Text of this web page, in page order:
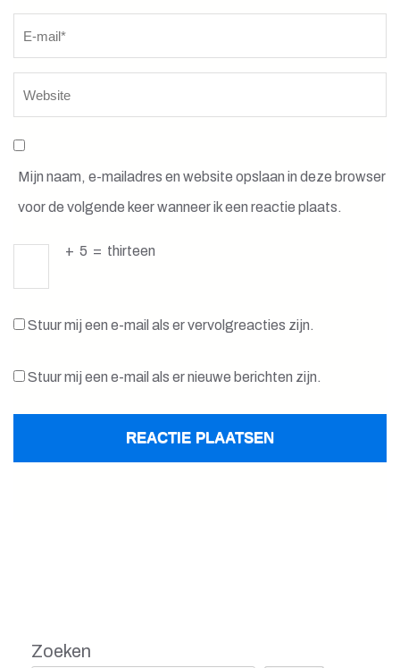
Mijn naam, e-mailadres en website opslaan in deze browser
voor de volgende keer wanneer ik een reactie plaats.
+ 5 = thirteen
Stuur mij een e-mail als er vervolgreacties zijn.
Stuur mij een e-mail als er nieuwe berichten zijn.
Zoeken